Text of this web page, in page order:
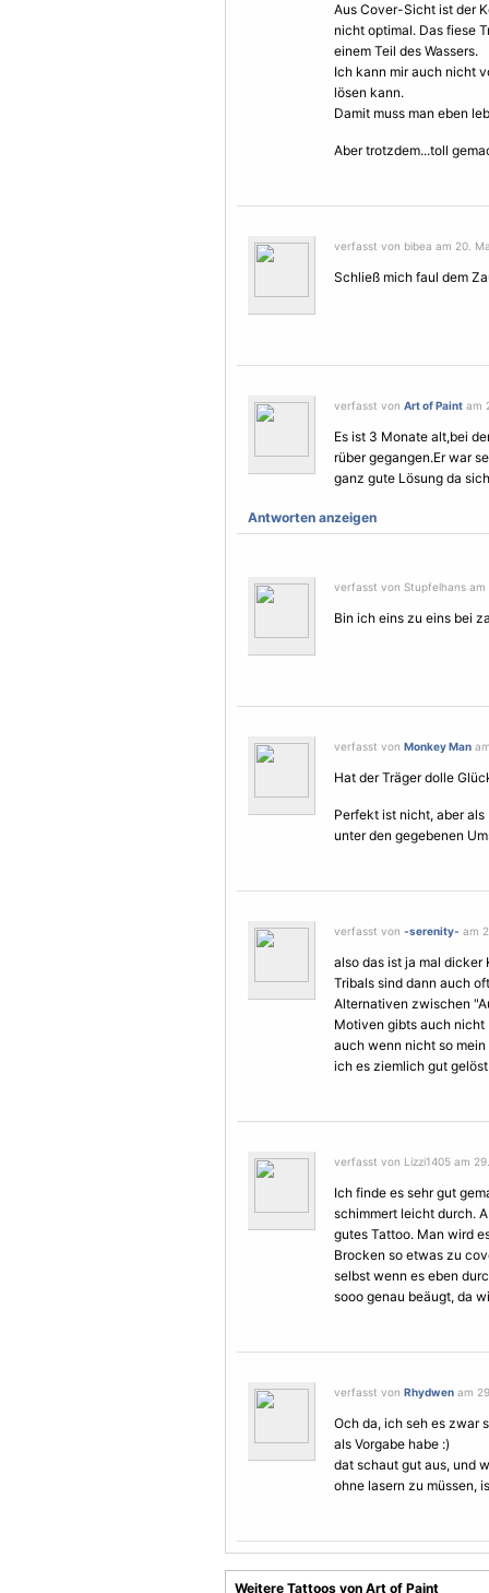
Aus Cover-Sicht ist der
nicht optimal. Das fiese
einem Teil des Wassers.
Ich kann mir auch nicht
lösen kann.
Damit muss man eben
Aber trotzdem...toll
verfasst von bibea am 20.
Schließ mich faul dem
verfasst von Art of Paint am
Es ist 3 Monate alt,bei
rüber gegangen.Er war
ganz gute Lösung da
Antworten anzeigen
verfasst von Stupfelhans am
Bin ich eins zu eins bei
verfasst von Monkey Man
Hat der Träger dolle
Perfekt ist nicht, aber
unter den gegebenen
verfasst von -serenity- am
also das ist ja mal
Tribals sind dann auch
Alternativen zwischen
Motiven gibts auch nicht
auch wenn nicht so
ich es ziemlich gut
verfasst von Lizzi1405 am
Ich finde es sehr gut
schimmert leicht durch.
gutes Tattoo. Man wird
Brocken so etwas zu
selbst wenn es eben
sooo genau beäugt, da
verfasst von Rhydwen am
Och da, ich seh es zwar
als Vorgabe habe :)
dat schaut gut aus, und
ohne lasern zu müssen,
Weitere Tattoos von Art of Paint